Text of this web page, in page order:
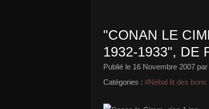
"CONAN LE
1932-1933", DE
Publié le 16 Novembre 2007
Catégories : #Nébal lit des bons